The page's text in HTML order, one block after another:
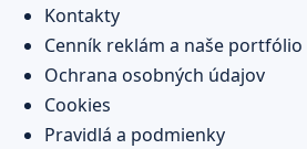
Kontakty
Cenník reklám a naše portfólio
Ochrana osobných údajov
Cookies
Pravidlá a podmienky